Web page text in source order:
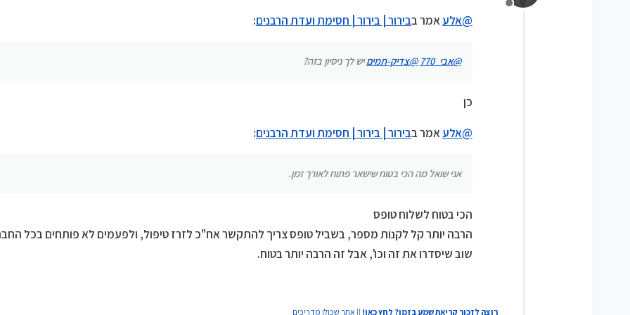
מנותק
@אלעאמר בבירור | בירור | חסימת ועדת הרבנים:
@אבי_770 @צדיק-תמיםיש לך ניסיון בזה?
כן
@אלעאמר בבירור | בירור | חסימת ועדת הרבנים:
אני שואל מה הכי בטוח שישאר פתוח לאורך זמן.
הכי בטוח לשלוח טופס
הרבה יותר קל לקנות מספר, בשביל טופס צריך להתקשר אח"כ לזרז טיפול, ולפעמים לא פותחים בכל
שוב שיסדרו את זה וכו', אבל זה הרבה יותר בטוח.
רוצה לזכור קריאת שמע בזמן? לחץ כאן! || אתר שכולו מדריכים